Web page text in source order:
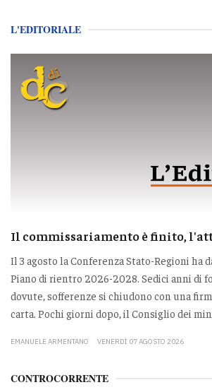
L'EDITORIALE
Il commissariamento è finito,
Il 3 agosto la Conferenza Stato-Regioni ha
Piano di rientro 2026-2028. Sedici anni di
dovute, sofferenze si chiudono con una
carta. Pochi giorni dopo, il Consiglio dei
EMANUELE ARMENTANO VENERDÌ 07 AGOSTO 2026
CONTROCORRENTE